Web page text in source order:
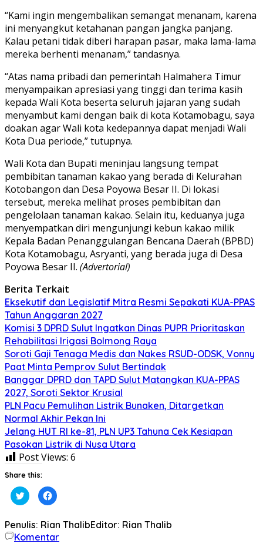
“Kami ingin mengembalikan semangat menanam, karena
ini menyangkut ketahanan pangan jangka panjang.
Kalau petani tidak diberi harapan pasar, maka lama-lama
mereka berhenti menanam,” tandasnya.
“Atas nama pribadi dan pemerintah Halmahera Timur
menyampaikan apresiasi yang tinggi dan terima kasih
kepada Wali Kota beserta seluruh jajaran yang sudah
menyambut kami dengan baik di kota Kotamobagu, saya
doakan agar Wali kota kedepannya dapat menjadi Wali
Kota Dua periode,” tutupnya.
Wali Kota dan Bupati meninjau langsung tempat
pembibitan tanaman kakao yang berada di Kelurahan
Kotobangon dan Desa Poyowa Besar II. Di lokasi
tersebut, mereka melihat proses pembibitan dan
pengelolaan tanaman kakao. Selain itu, keduanya juga
menyempatkan diri mengunjungi kebun kakao milik
Kepala Badan Penanggulangan Bencana Daerah (BPBD)
Kota Kotamobagu, Asryanti, yang berada juga di Desa
Poyowa Besar II. (Advertorial)
Berita Terkait
Eksekutif dan Legislatif Mitra Resmi Sepakati KUA-PPAS
Tahun Anggaran 2027
Komisi 3 DPRD Sulut Ingatkan Dinas PUPR Prioritaskan
Rehabilitasi Irigasi Bolmong Raya
Soroti Gaji Tenaga Medis dan Nakes RSUD-ODSK, Vonny
Paat Minta Pemprov Sulut Bertindak
Banggar DPRD dan TAPD Sulut Matangkan KUA-PPAS
2027, Soroti Sektor Krusial
PLN Pacu Pemulihan Listrik Bunaken, Ditargetkan
Normal Akhir Pekan Ini
Jelang HUT RI ke-81, PLN UP3 Tahuna Cek Kesiapan
Pasokan Listrik di Nusa Utara
Post Views: 6
Share this:
Klik
untuk
berbagi
Twitter(Membuka
di
jendela
yang
Klik
untuk
Facebook(Membuka
di
jendela
yang
Penulis: Rian ThalibEditor: Rian Thalib
Komentar